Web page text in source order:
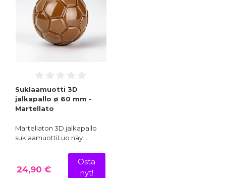
Suklaamuotti 3D
jalkapallo ø 60 mm -
Martellato
Martellaton 3D jalkapallo
suklaamuottiLuo näy…
24,90 €
Osta
nyt!